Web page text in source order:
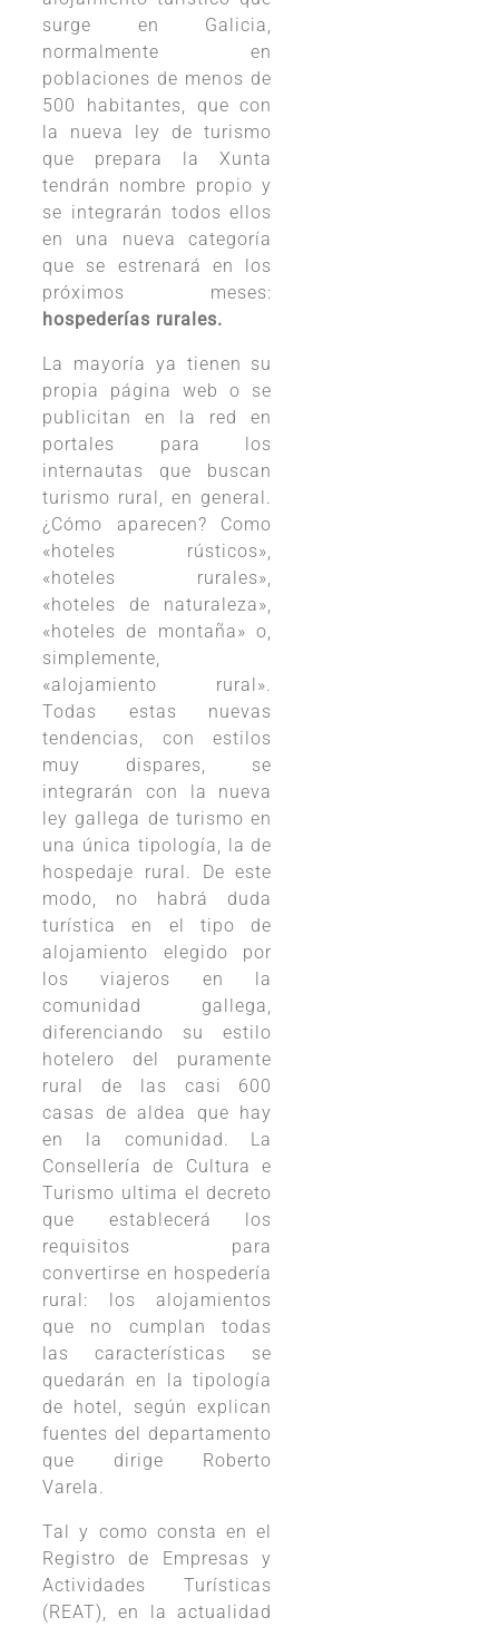
surge en Galicia,
normalmente en
poblaciones de menos de
500 habitantes, que con
la nueva ley de turismo
que prepara la Xunta
tendrán nombre propio y
se integrarán todos ellos
en una nueva categoría
que se estrenará en los
próximos meses:
hospederías rurales.
La mayoría ya tienen su
propia página web o se
publicitan en la red en
portales para los
internautas que buscan
turismo rural, en general.
¿Cómo aparecen? Como
«hoteles rústicos»,
«hoteles rurales»,
«hoteles de naturaleza»,
«hoteles de montaña» o,
simplemente,
«alojamiento rural».
Todas estas nuevas
tendencias, con estilos
muy dispares, se
integrarán con la nueva
ley gallega de turismo en
una única tipología, la de
hospedaje rural. De este
modo, no habrá duda
turística en el tipo de
alojamiento elegido por
los viajeros en la
comunidad gallega,
diferenciando su estilo
hotelero del puramente
rural de las casi 600
casas de aldea que hay
en la comunidad. La
Consellería de Cultura e
Turismo ultima el decreto
que establecerá los
requisitos para
convertirse en hospedería
rural: los alojamientos
que no cumplan todas
las características se
quedarán en la tipología
de hotel, según explican
fuentes del departamento
que dirige Roberto
Varela.
Tal y como consta en el
Registro de Empresas y
Actividades Turísticas
(REAT), en la actualidad